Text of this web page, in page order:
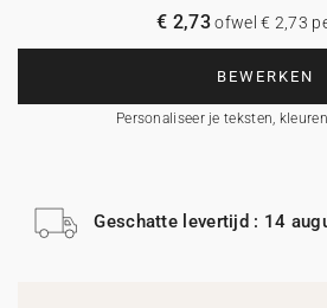
BEWERKEN
Personaliseer je teksten,
€ 2,73ofwel € 2,73
Geschatte levertijd : 14